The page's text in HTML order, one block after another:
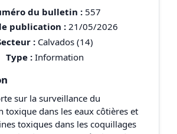
du bulletin : 557
publication :21/05/2026
: Calvados (14)
Type : Information
sur la surveillance du
toxique dans les eaux côtières et
toxiques dans les coquillages